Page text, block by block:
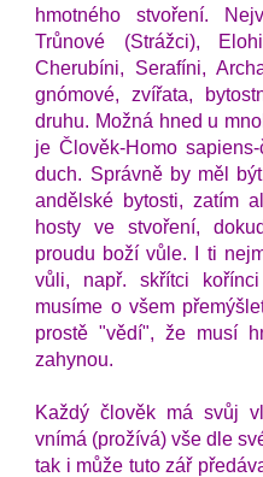
hmotného stvoření.
Trůnové (Strážci),
Cherubíni, Serafíni,
gnómové, zvířata,
druhu. Možná hned u
je Člověk-Homo
duch. Správně by měl
andělské bytosti, zatím
hosty ve stvoření,
proudu boží vůle. I ti
vůli, např. skřítci
musíme o všem
prostě "vědí", že musí
zahynou.
Každý člověk má svůj
vnímá (prožívá) vše dle
tak i může tuto zář